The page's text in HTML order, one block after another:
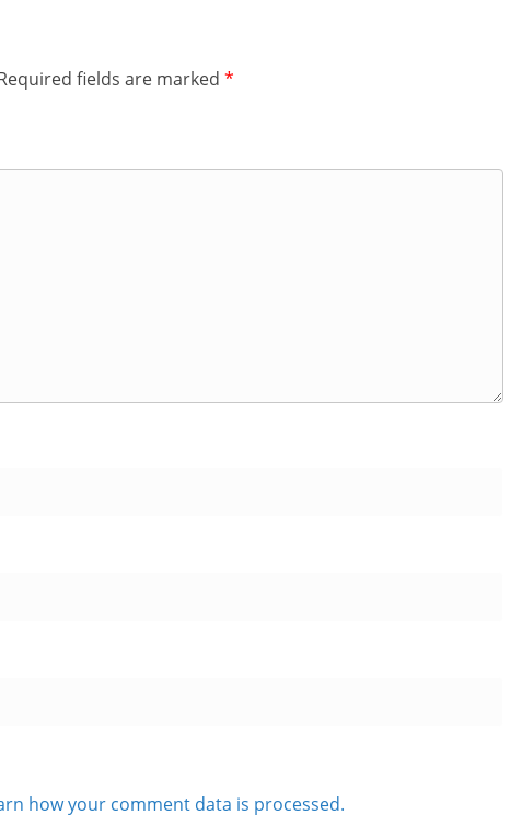
fields are marked *
how your comment data is processed.